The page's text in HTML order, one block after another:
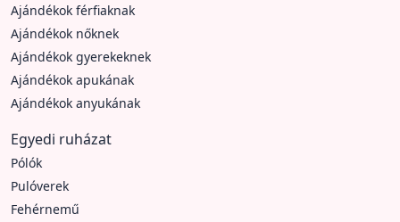
Ajándékok férfiaknak
Ajándékok nőknek
Ajándékok gyerekeknek
Ajándékok apukának
Ajándékok anyukának
Egyedi ruházat
Pólók
Pulóverek
Fehérnemű